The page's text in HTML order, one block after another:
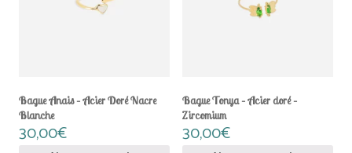
Bague Anais – Acier Doré Nacre
Blanche
30,00€
Bague Tonya – Acier doré –
Zircomium
30,00€